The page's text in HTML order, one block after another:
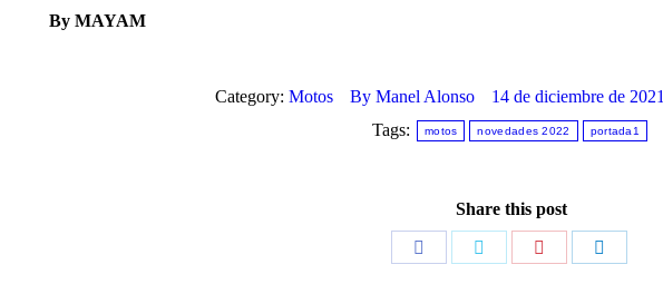
By MAYAM
Category:Motos ByManel Alonso 14 de diciembre de 2021
Tags:
motos novedades 2022 portada1
Share this post